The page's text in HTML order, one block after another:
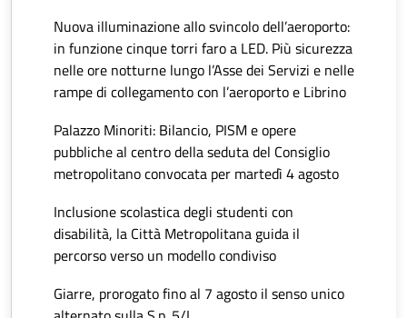
Nuova illuminazione allo svincolo dell’aeroporto:
in funzione cinque torri faro a LED. Più sicurezza
nelle ore notturne lungo l’Asse dei Servizi e nelle
rampe di collegamento con l’aeroporto e Librino
Palazzo Minoriti: Bilancio, PISM e opere
pubbliche al centro della seduta del Consiglio
metropolitano convocata per martedì 4 agosto
Inclusione scolastica degli studenti con
disabilità, la Città Metropolitana guida il
percorso verso un modello condiviso
Giarre, prorogato fino al 7 agosto il senso unico